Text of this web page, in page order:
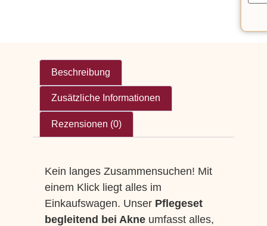
Beschreibung
Zusätzliche Informationen
Rezensionen (0)
Kein langes Zusammensuchen! Mit
einem Klick liegt alles im
Einkaufswagen. Unser Pflegeset
begleitend bei Akne umfasst alles,